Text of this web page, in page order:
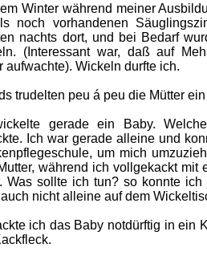
Winter während meiner
noch vorhandenen
nachts dort, und bei Bedarf
(Interessant war, daß auf
aufwachte). Wickeln durfte ich.
trudelten peu á peu die Mütter
gerade ein Baby.
Ich war gerade alleine und
um mich
während ich vollgekackt mit
Was sollte ich tun? so konnte
nicht alleine auf dem
ich das Baby notdürftig in ein